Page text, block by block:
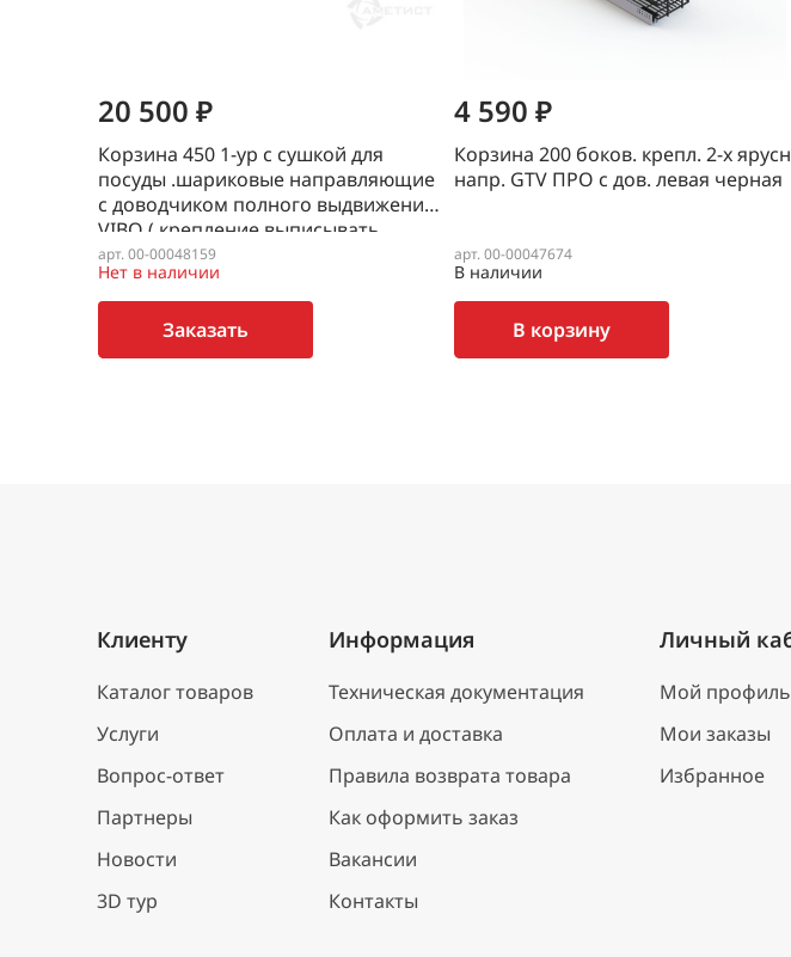
20 500 ₽
Корзина 450 1-ур с сушкой для
посуды .шариковые направляющие
с доводчиком полного выдвижение
VIBO ( крепление выписывать
отдельно PRCA02)
арт. 00-00048159
Нет в наличии
Заказать
4 590 ₽
Корзина 200 боков. крепл. 2-х
напр. GTV ПРО с дов. левая черная
арт. 00-00047674
В наличии
В корзину
Клиенту
Каталог товаров
Услуги
Вопрос-ответ
Партнеры
Новости
3D тур
Информация
Техническая документация
Оплата и доставка
Правила возврата товара
Как оформить заказ
Вакансии
Контакты
Личный
Мой профиль
Мои заказы
Избранное